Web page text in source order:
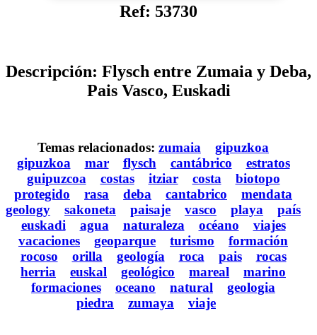
Ref: 53730
Descripción: Flysch entre Zumaia y Deba,
Pais Vasco, Euskadi
Temas relacionados: zumaia
gipuzkoa
gipuzkoa
mar flysch cantábrico
estratos
guipuzcoa
costas itziar costa
biotopo
protegido
rasa deba cantabrico
mendata
geology
sakoneta paisaje vasco playa
país
euskadi
agua naturaleza océano
viajes
vacaciones
geoparque turismo
formación
rocoso
orilla geología roca pais
rocas
herria
euskal geológico mareal
marino
formaciones
oceano natural
geologia
piedra
zumaya viaje